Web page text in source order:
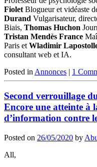
Fiolet Blogueur et vidéaste
Durand Vulgarisateur,
Biais, Thomas Huchon
Tristan Mendès France
Paris et Wladimir
consultant web et IA.
Posted in Annonces | 1
Second verrouillage
Encore une atteinte à
d’information contre
Posted on 26/05/2020 by
All,